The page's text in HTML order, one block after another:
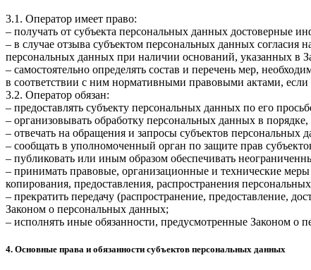
3.1. Оператор имеет право:
– получать от субъекта персональных данных достоверные
– в случае отзыва субъектом персональных данных согласия
персональных данных при наличии оснований, указанных в
– самостоятельно определять состав и перечень мер,
в соответствии с ним нормативными правовыми актами,
3.2. Оператор обязан:
– предоставлять субъекту персональных данных по его
– организовывать обработку персональных данных в
– отвечать на обращения и запросы субъектов персональных
– сообщать в уполномоченный орган по защите прав
– публиковать или иным образом обеспечивать
– принимать правовые, организационные и технические
копирования, предоставления, распространения
– прекратить передачу (распространение, предоставление,
Законом о персональных данных;
– исполнять иные обязанности, предусмотренные Законом о
4. Основные права и обязанности субъектов персональных данных